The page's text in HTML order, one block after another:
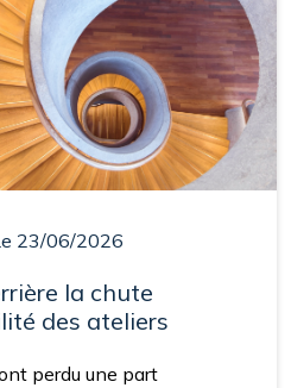
23/06/2026
la chute
des ateliers
perdu une part